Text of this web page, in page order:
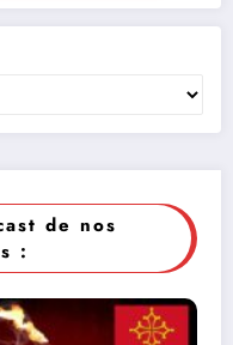
de nos
: